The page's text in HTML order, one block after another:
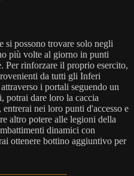
si possono trovare solo negli
più volte al giorno in punti
Per rinforzare il proprio esercito,
da tutti gli Inferi
i portali seguendo un
potrai dare loro la caccia
nei loro punti d'accesso e
altro potere alle legioni della
dinamici con
ottenere bottino aggiuntivo per